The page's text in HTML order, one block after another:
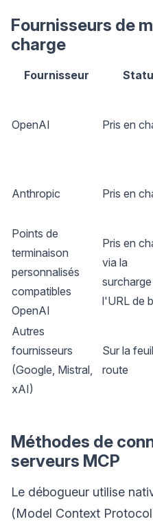
Fournisseurs de
charge
Fournisseur
OpenAI Pris en
Anthropic Pris en
Points de
terminaison
personnalisés
compatibles
OpenAI
Pris en
via la
l'URL de
Autres
fournisseurs
(Google, Mistral,
xAI)
Sur la
route
Méthodes de
serveurs MCP
Le débogueur utilise
(Model Context